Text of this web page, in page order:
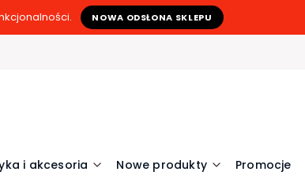
NOWA ODSŁONA SKLEPU
i akcesoria Nowe produkty Promocje